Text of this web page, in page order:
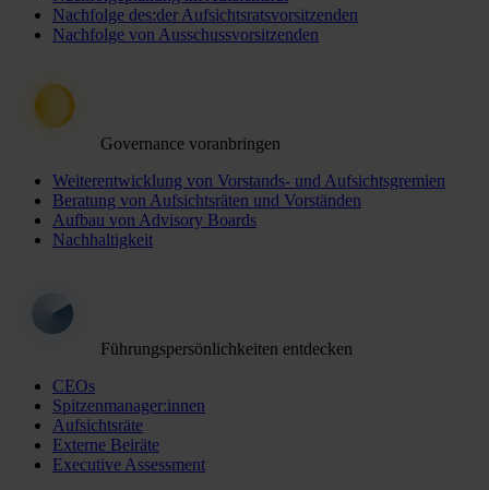
Nachfolge des:der Aufsichtsratsvorsitzenden
Nachfolge von Ausschussvorsitzenden
Governance voranbringen
Weiterentwicklung von Vorstands- und Aufsichtsgremien
Beratung von Aufsichtsräten und Vorständen
Aufbau von Advisory Boards
Nachhaltigkeit
Führungspersönlichkeiten entdecken
CEOs
Spitzenmanager:innen
Aufsichtsräte
Externe Beiräte
Executive Assessment